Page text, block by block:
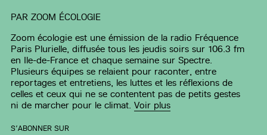
PARZOOM ÉCOLOGIE
Zoom écologie est une émission de la radio Fréquence
Paris Plurielle, diffusée tous les jeudis soirs sur 106.3 fm
en Ile-de-France et chaque semaine sur Spectre.
Plusieurs équipes se relaient pour raconter, entre
reportages et entretiens, les luttes et les réflexions de
celles et ceux qui ne se contentent pas de petits gestes
ni de marcher pour le climat.Voir plus
S’ABONNER SUR